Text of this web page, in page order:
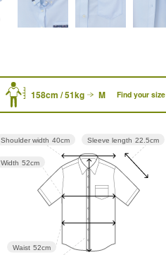
158cm / 51kg M Find your size
Sleeve length 22.5cm
Waist 52cm
Width 52cm
Shoulder width 40cm